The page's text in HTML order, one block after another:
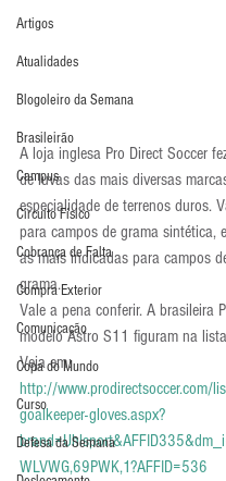
Artigos
Atualidades
Blogoleiro da Semana
Brasileirão
Campus
Circuito Físico
Cobrança de Falta
Compra Exterior
Comunicação
Copa do Mundo
Curso
Defesa da Semana
A loja inglesa Pro Direct Soccer
de luvas das mais diversas
especialidade de terrenos duros.
para campos de grama sintética,
as mais indicadas para campos
grama.
Vale a pena conferir. A brasileira
modelo Astro S11 figuram na
Veja em:
http://www.prodirectsoccer.com/
goalkeeper-gloves.aspx?
WLVWG,69PWK,1?AFFID=536